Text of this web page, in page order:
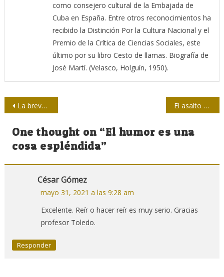
como consejero cultural de la Embajada de
Cuba en España. Entre otros reconocimientos ha
recibido la Distinción Por la Cultura Nacional y el
Premio de la Crítica de Ciencias Sociales, este
último por su libro Cesto de llamas. Biografía de
José Martí. (Velasco, Holguín, 1950).
Navegación
de
entradas
La breve historia del “Caimán” contada por el Diablo Díaz (I Parte) El asalto simbólico contra Cuba
One thought on “El humor es una
cosa espléndida”
César Gómez
mayo 31, 2021 a las 9:28 am
Excelente. Reír o hacer reír es muy serio. Gracias
profesor Toledo.
Responder